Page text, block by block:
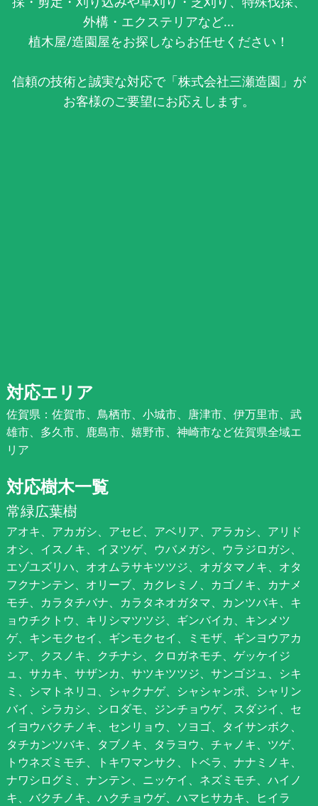
外構・エクステリアなど...
植木屋/造園屋をお探しならお任せください！
信頼の技術と誠実な対応で「株式会社三瀬造園」が
お客様のご要望にお応えします。
対応エリア
佐賀県：佐賀市、鳥栖市、小城市、唐津市、伊万里市、武
雄市、多久市、鹿島市、嬉野市、神崎市など佐賀県全域エ
リア
対応樹木一覧
常緑広葉樹
アオキ、アカガシ、アセビ、アベリア、アラカシ、アリド
オシ、イスノキ、イヌツゲ、ウバメガシ、ウラジロガシ、
エゾユズリハ、オオムラサキツツジ、オガタマノキ、オタ
フクナンテン、オリーブ、カクレミノ、カゴノキ、カナメ
モチ、カラタチバナ、カラタネオガタマ、カンツバキ、キ
ョウチクトウ、キリシマツツジ、ギンバイカ、キンメツ
ゲ、キンモクセイ、ギンモクセイ、ミモザ、ギンヨウアカ
シア、クスノキ、クチナシ、クロガネモチ、ゲッケイジ
ュ、サカキ、サザンカ、サツキツツジ、サンゴジュ、シキ
ミ、シマトネリコ、シャクナゲ、シャシャンポ、シャリン
バイ、シラカシ、シロダモ、ジンチョウゲ、スダジイ、セ
イヨウバクチノキ、センリョウ、ソヨゴ、タイサンボク、
タチカンツバキ、タブノキ、タラヨウ、チャノキ、ツゲ、
トウネズミモチ、トキワマンサク、トベラ、ナナミノキ、
ナワシログミ、ナンテン、ニッケイ、ネズミモチ、ハイノ
キ、バクチノキ、ハクチョウゲ、ハマヒサカキ、ヒイラ